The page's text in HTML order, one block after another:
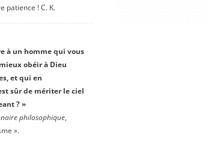
patience ! C. K.
à un homme qui vous
obéir à Dieu
et qui en
sûr de mériter le ciel
? »
philosophique,
».